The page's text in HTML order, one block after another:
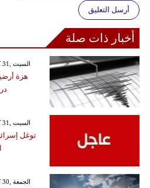
أرسل التعليق
أخبار ذات صلة
GMT 10:03 2026 السبت ,31 كانون الثاني / يناير
GMT 09:40 2026 السبت ,31 كانون الثاني / يناير
توغل
GMT 10:13 2026 الجمعة ,30 كانون الثاني / يناير